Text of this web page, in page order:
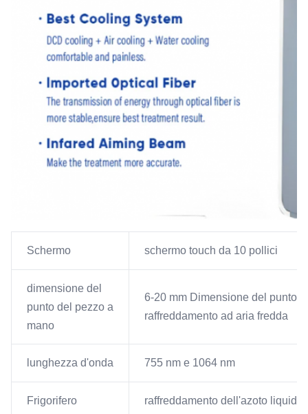
Schermo schermo touch da 10 pollici
dimensione del
punto del pezzo a
mano
6-20 mm Dimensione del punto
raffreddamento ad aria fredda
lunghezza d'onda 755 nm e 1064 nm
Frigorifero raffreddamento dell'azoto liquido